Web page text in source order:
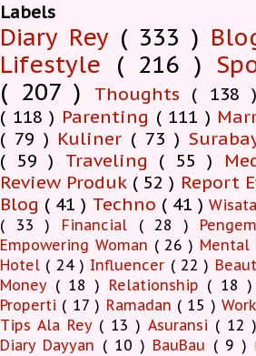
Labels
Diary Rey ( 333 )
Lifestyle ( 216 )
( 207 )
Thoughts ( 138 )
( 118 ) Parenting ( 111 )
( 79 ) Kuliner ( 73 )
( 59 ) Traveling ( 55 )
Review Produk ( 52 ) Report
Blog ( 41 ) Techno ( 41 ) Wisata
( 33 )
Financial ( 28 )
Empowering Woman ( 26 ) Mental
Hotel ( 24 ) Influencer ( 22 )
Money ( 18 ) Relationship ( 18 )
Properti ( 17 ) Ramadan ( 15 )
Tips Ala Rey ( 13 ) Asuransi ( 12 )
Diary Dayyan ( 10 ) BauBau ( 9 )